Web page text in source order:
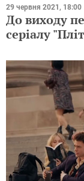
29 червня 2021, 18:00
До виходу
серіалу